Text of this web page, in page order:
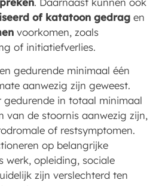
of katatoon gedragen
voorkomen, zoals
of initiatiefverlies.
gedurende minimaal één
aanwezig zijn geweest.
gedurende in totaal minimaal
van de stoornis aanwezig zijn,
of restsymptomen.
op belangrijke
werk, opleiding, sociale
zijn verslechterd ten